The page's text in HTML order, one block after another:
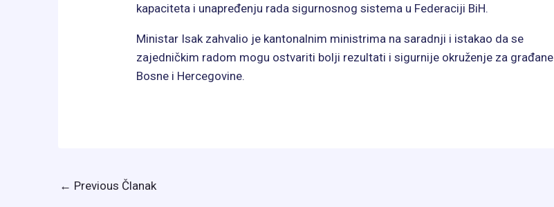
kapaciteta i unapređenju rada sigurnosnog sistema u Federaciji BiH.
Ministar Isak zahvalio je kantonalnim ministrima na saradnji i istakao da se
zajedničkim radom mogu ostvariti bolji rezultati i sigurnije okruženje za građane
Bosne i Hercegovine.
← Previous Članak